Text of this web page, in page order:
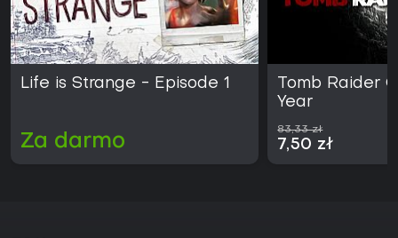
Life is Strange - Episode 1
Za darmo
Tomb Raider
Year
83,33 zł
7,50 zł